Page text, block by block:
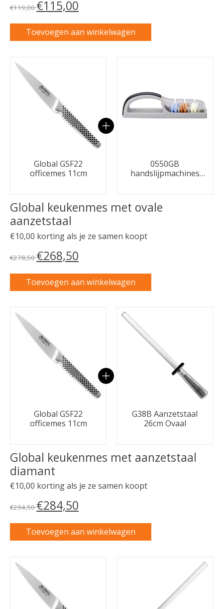
€119,00€115,00
Toevoegen aan winkelwagen
Carrousel van gebundelde producten
Global GSF22
officemes 11cm
0550GB
handslijpmachines
Global keukenmes met ovale
aanzetstaal
€10,00 korting als je ze samen koopt
€278,50€268,50
Toevoegen aan winkelwagen
Carrousel van gebundelde producten
Global GSF22
officemes 11cm
G38B Aanzetstaal
26cm Ovaal
Global keukenmes met aanzetstaal
diamant
€10,00 korting als je ze samen koopt
€294,50€284,50
Toevoegen aan winkelwagen
Carrousel van gebundelde producten